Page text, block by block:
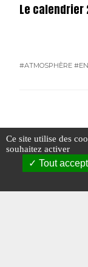
Le calendrier
#ATMOSPHÈRE
Ce site utilise des
souhaitez activer
Tout